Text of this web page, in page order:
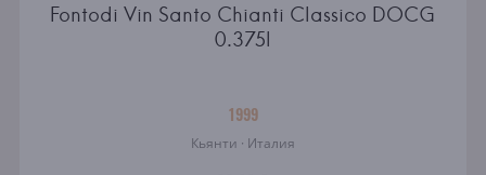
Fontodi Vin Santo Chianti Classico DOCG
0.375l
1999
Кьянти · Италия